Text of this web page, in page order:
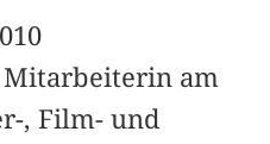
am
, Film- und